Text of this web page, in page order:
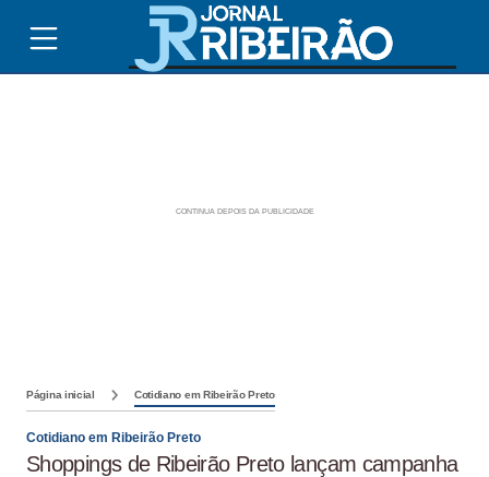
Página inicial Cotidiano em Ribeirão Preto
Cotidiano em Ribeirão Preto
Shoppings de Ribeirão Preto lançam campanha